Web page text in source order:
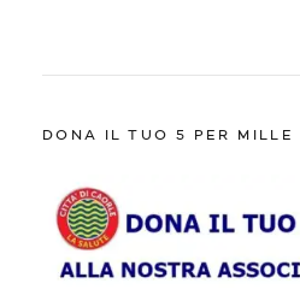
DONA IL TUO 5 PER MILLE